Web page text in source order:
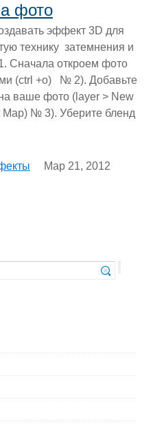
фото
эффект 3D для
технику затемнения и
Сначала откроем фото
(ctrl +o) № 2). Добавьте
ваше фото (layer > New
Map) № 3). Уберите бленд
Мар 21, 2012